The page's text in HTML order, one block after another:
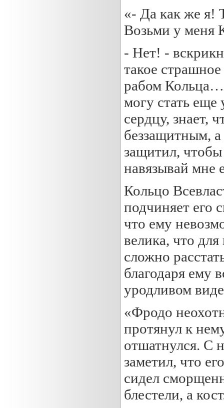
«- Да как же я!
Возьми у меня
- Нет! -
такое
рабом Кольца…
могу стать еще
сердцу, знает,
беззащитным,
защитил,
навязывай мне
Кольцо
подчиняет его
что ему
велика, что
сложно
благодаря ему
уродливом
«Фродо
протянул к
отшатнулся. С
заметил, что
сидел
блестели, а